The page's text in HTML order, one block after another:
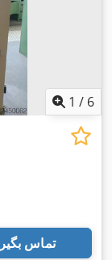
1 / 6
تماس